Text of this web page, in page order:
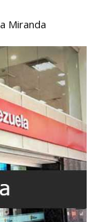
Miranda